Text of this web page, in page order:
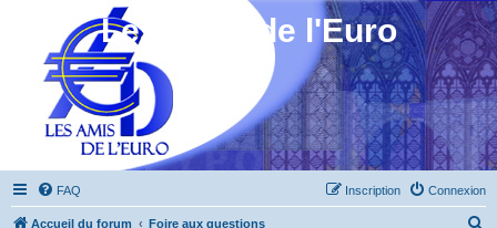
Les Amis de l'Euro
FAQ Connexion
Inscription
Accueil du forum Foire aux questions